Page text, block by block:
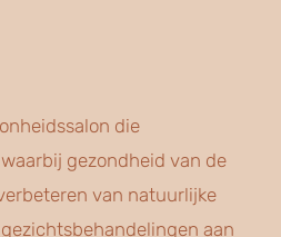
die
gezondheid van de
van natuurlijke
aan